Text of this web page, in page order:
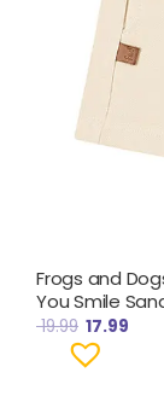
Frogs and
You Smile
19.99 17.99